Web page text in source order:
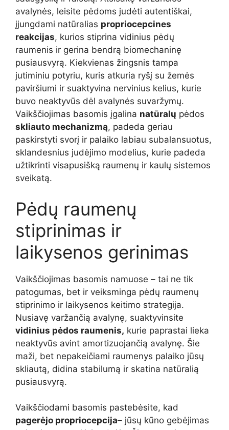
avalynės, leisite pėdoms judėti autentiškai,
įjungdami natūralias propriocepcines
reakcijas, kurios stiprina vidinius pėdų
raumenis ir gerina bendrą biomechaninę
pusiausvyrą. Kiekvienas žingsnis tampa
jutiminiu potyriu, kuris atkuria ryšį su žemės
paviršiumi ir suaktyvina nervinius kelius, kurie
buvo neaktyvūs dėl avalynės suvaržymų.
Vaikščiojimas basomis įgalina natūralų pėdos
skliauto mechanizmą, padeda geriau
paskirstyti svorį ir palaiko labiau subalansuotus,
sklandesnius judėjimo modelius, kurie padeda
užtikrinti visapusišką raumenų ir kaulų sistemos
sveikatą.
Pėdų raumenų
stiprinimas ir
laikysenos gerinimas
Vaikščiojimas basomis namuose – tai ne tik
patogumas, bet ir veiksminga pėdų raumenų
stiprinimo ir laikysenos keitimo strategija.
Nusiavę varžančią avalynę, suaktyvinsite
vidinius pėdos raumenis, kurie paprastai lieka
neaktyvūs avint amortizuojančią avalynę. Šie
maži, bet nepakeičiami raumenys palaiko jūsų
skliautą, didina stabilumą ir skatina natūralią
pusiausvyrą.
Vaikščiodami basomis pastebėsite, kad
pagerėjo propriocepcija– jūsų kūno gebėjimas